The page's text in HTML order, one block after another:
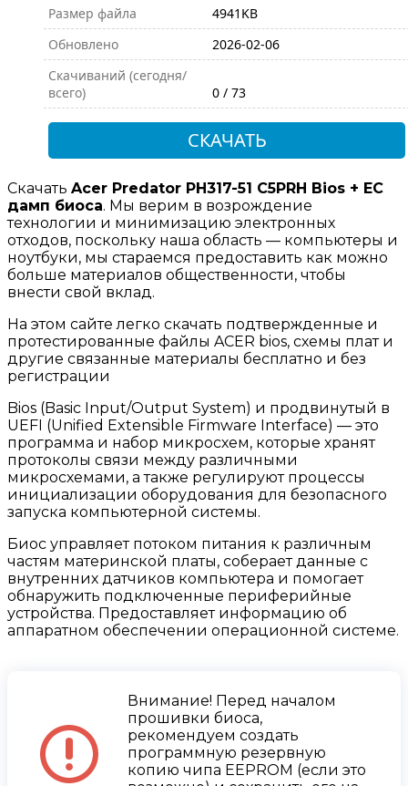
Размер файла
4941KB
Обновлено
2026-02-06
Скачиваний (сегодня/
всего)
0 / 73
СКАЧАТЬ
Скачать Acer Predator PH317-51 C5PRH Bios + EC
дамп биоса. Мы верим в возрождение
технологии и минимизацию электронных
отходов, поскольку наша область — компьютеры и
ноутбуки, мы стараемся предоставить как можно
больше материалов общественности, чтобы
внести свой вклад.
На этом сайте легко скачать подтвержденные и
протестированные файлы ACER bios, схемы плат и
другие связанные материалы бесплатно и без
регистрации
Bios (Basic Input/Output System) и продвинутый в
UEFI (Unified Extensible Firmware Interface) — это
программа и набор микросхем, которые хранят
протоколы связи между различными
микросхемами, а также регулируют процессы
инициализации оборудования для безопасного
запуска компьютерной системы.
Биос управляет потоком питания к различным
частям материнской платы, соберает данные с
внутренних датчиков компьютера и помогает
обнаружить подключенные периферийные
устройства. Предоставляет информацию об
аппаратном обеспечении операционной системе.
Внимание! Перед началом
прошивки биоса,
рекомендуем создать
программную резервную
копию чипа EEPROM (если это